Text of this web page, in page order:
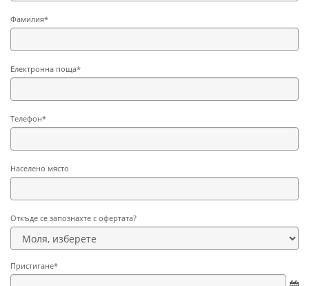
Фамилия*
Електронна поща*
Телефон*
Населено място
Откъде се запознахте с офертата?
Пристигане*